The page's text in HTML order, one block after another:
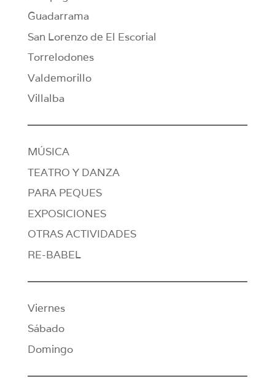
Guadarrama
San Lorenzo de El Escorial
Torrelodones
Valdemorillo
Villalba
MÚSICA
TEATRO Y DANZA
PARA PEQUES
EXPOSICIONES
OTRAS ACTIVIDADES
RE-BABEL
Viernes
Sábado
Domingo